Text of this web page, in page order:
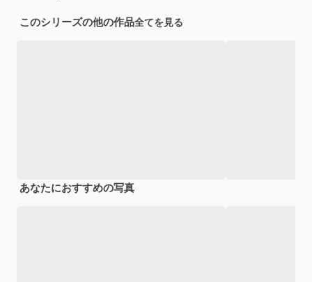
このシリーズの他の作品全てを見る
あなたにおすすめの写真